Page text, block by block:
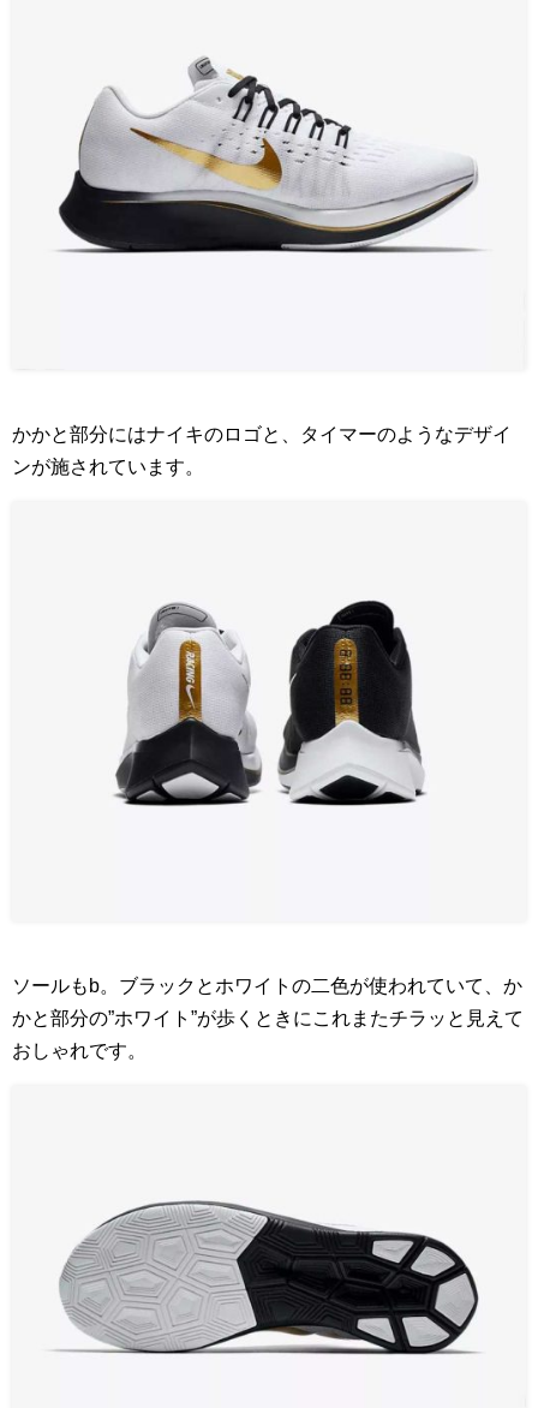
かかと部分にはナイキのロゴと、タイマーのようなデザイ
ンが施されています。
ソールもb。ブラックとホワイトの二色が使われていて、か
かと部分の”ホワイト”が歩くときにこれまたチラッと見えて
おしゃれです。